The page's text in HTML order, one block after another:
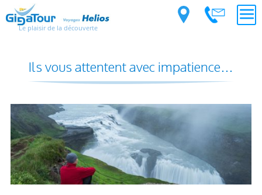
Le plaisir de la découverte
Ils vous attentent avec impatience…